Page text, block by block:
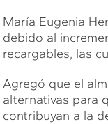
María Eugenia
debido al
recargables, las
Agregó que el
alternativas para
contribuyan a la